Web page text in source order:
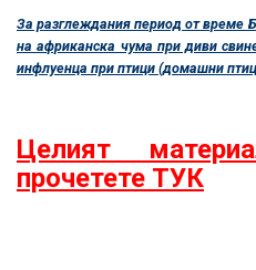
За разглеждания период от време
на африканска чума при диви
инфлуенца при птици (домашни
Целият
прочетете ТУК